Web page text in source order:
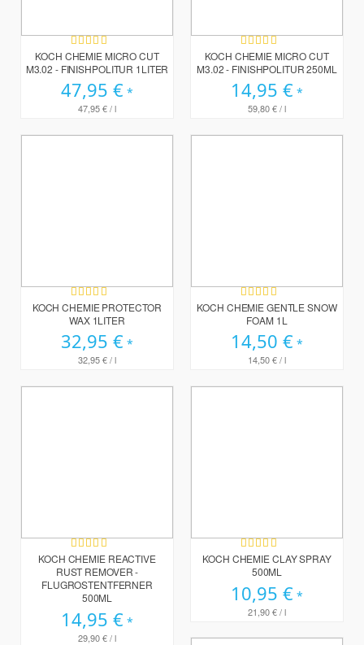
Bewertung:
100%
KOCH CHEMIE MICRO CUT
M3.02 - FINISHPOLITUR 1LITER
47,95 €
47,95 €/ l
Bewertung:
100%
KOCH CHEMIE MICRO CUT
M3.02 - FINISHPOLITUR 250ML
14,95 €
59,80 €/ l
Bewertung:
93%
KOCH CHEMIE PROTECTOR
WAX 1LITER
32,95 €
32,95 €/ l
Bewertung:
99%
KOCH CHEMIE GENTLE SNOW
FOAM 1L
14,50 €
14,50 €/ l
Bewertung:
97%
KOCH CHEMIE REACTIVE
RUST REMOVER -
FLUGROSTENTFERNER
500ML
14,95 €
29,90 €/ l
Bewertung:
98%
KOCH CHEMIE CLAY SPRAY
500ML
10,95 €
21,90 €/ l